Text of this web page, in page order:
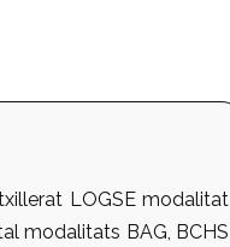
LOGSE modalitat
modalitats BAG, BCHS